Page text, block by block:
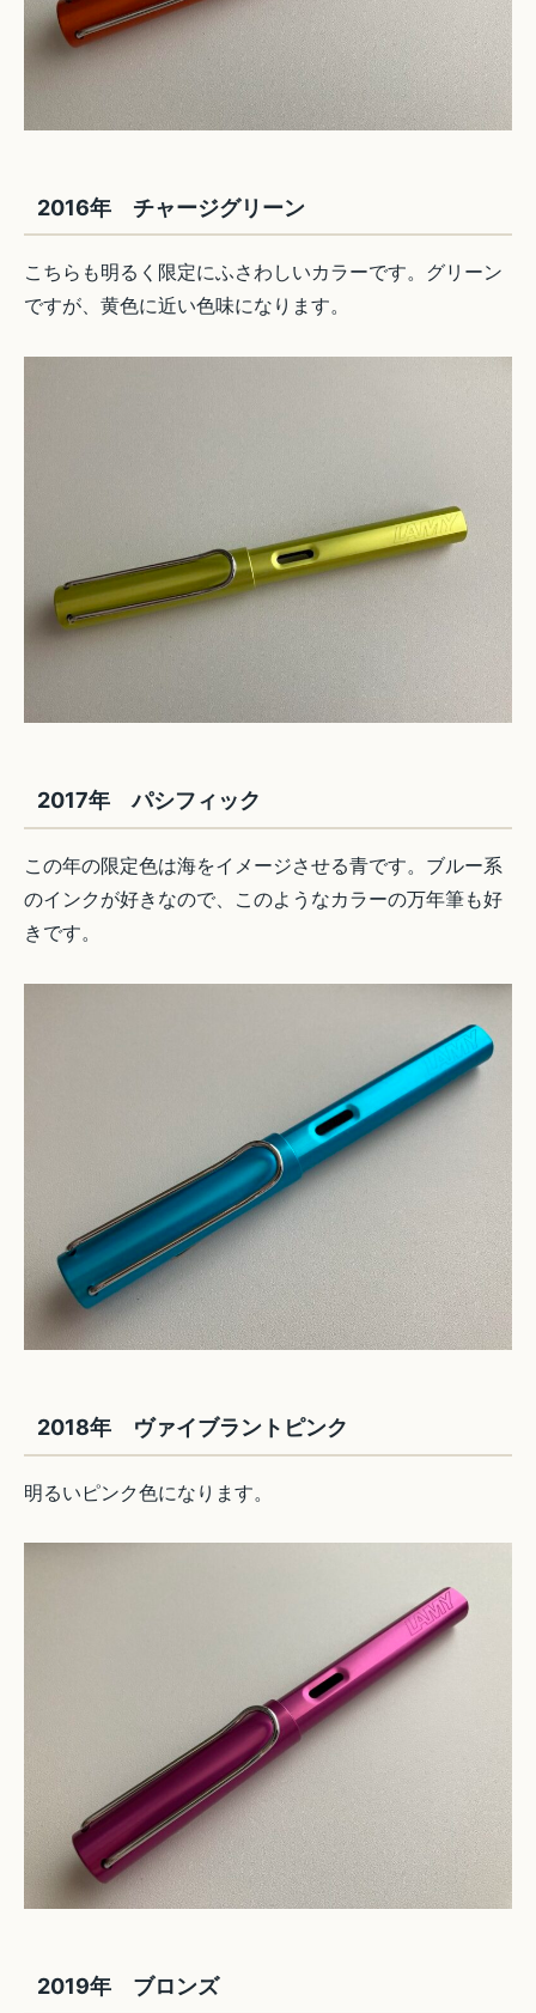
2016年 チャージグリーン
こちらも明るく限定にふさわしいカラーです。グリーン
ですが、黄色に近い色味になります。
2017年 パシフィック
この年の限定色は海をイメージさせる青です。ブルー系
のインクが好きなので、このようなカラーの万年筆も好
きです。
2018年 ヴァイブラントピンク
明るいピンク色になります。
2019年 ブロンズ